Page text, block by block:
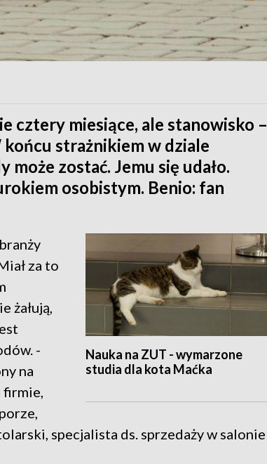
cztery miesiące, ale stanowisko –
strażnikiem w dziale
zostać. Jemu się udało.
osobistym. Benio: fan
Nauka na ZUT - wymarzone
studia dla kota Maćka
za to
żałują,
-
na
specjalista ds. sprzedaży w salonie